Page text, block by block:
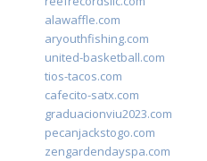
alawaffle.com
aryouthfishing.com
united-basketball.com
tios-tacos.com
cafecito-satx.com
graduacionviu2023.com
pecanjackstogo.com
zengardendayspa.com